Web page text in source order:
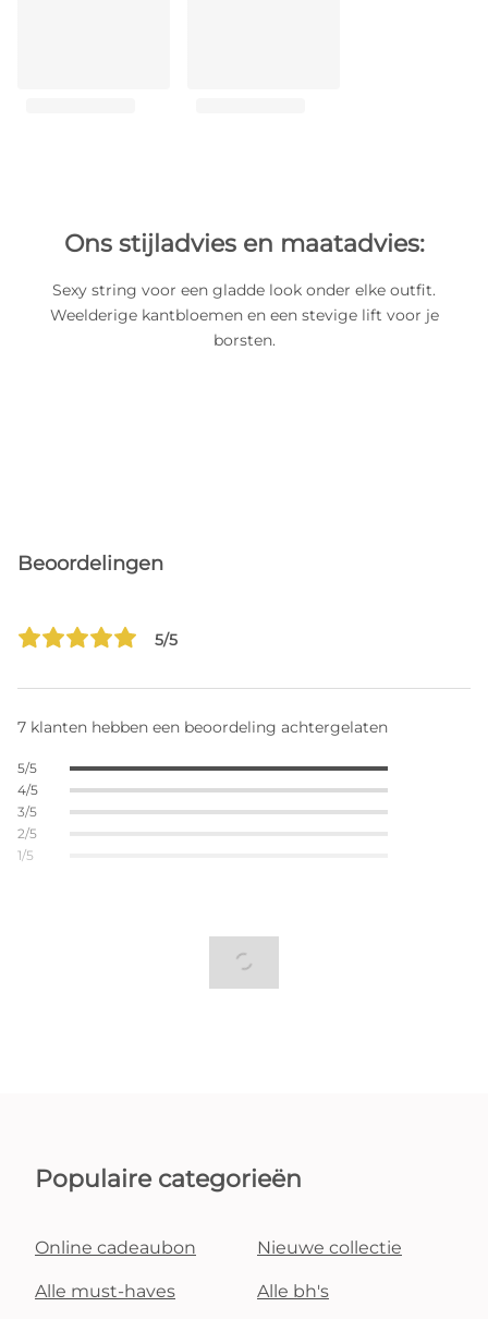
Ons stijladvies en maatadvies:
Sexy string voor een gladde look onder elke outfit.
Weelderige kantbloemen en een stevige lift voor je
borsten.
Beoordelingen
5/5
7 klanten hebben een beoordeling achtergelaten
5/5
4/5
3/5
2/5
1/5
Populaire categorieën
Online cadeaubon Nieuwe collectie
Alle must-haves Alle bh's